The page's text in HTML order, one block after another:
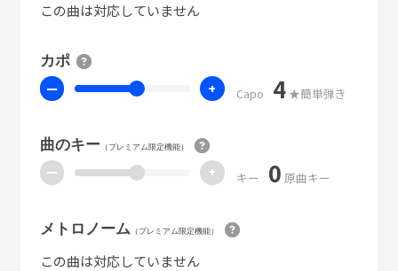
この曲は対応していません
カポ
ー + Capo 4 ★簡単弾き
曲のキー（プレミアム限定機能）
ー + キー 0 原曲キー
メトロノーム （プレミアム限定機能）
この曲は対応していません